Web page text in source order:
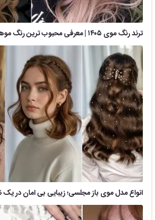
ترند رنگ موی ۱۴۰۵ | معرفی محبوب ترین رنگ موهای مد امسال
انواع مدل موی باز مجلسی؛ زیبایی بی امان در یک